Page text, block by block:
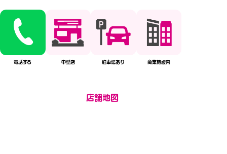
電話する 中型店 駐車場あり 商業施設内
店舗地図